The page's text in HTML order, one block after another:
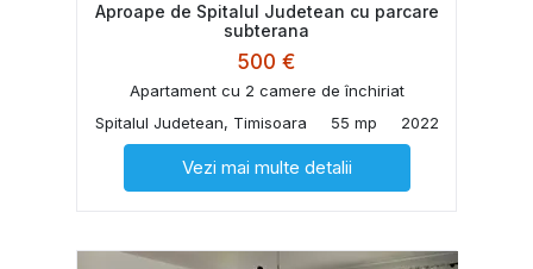
Aproape de Spitalul Judetean cu parcare
subterana
500 €
Apartament cu 2 camere de închiriat
Spitalul Judetean, Timisoara
55 mp 2022
Vezi mai multe detalii